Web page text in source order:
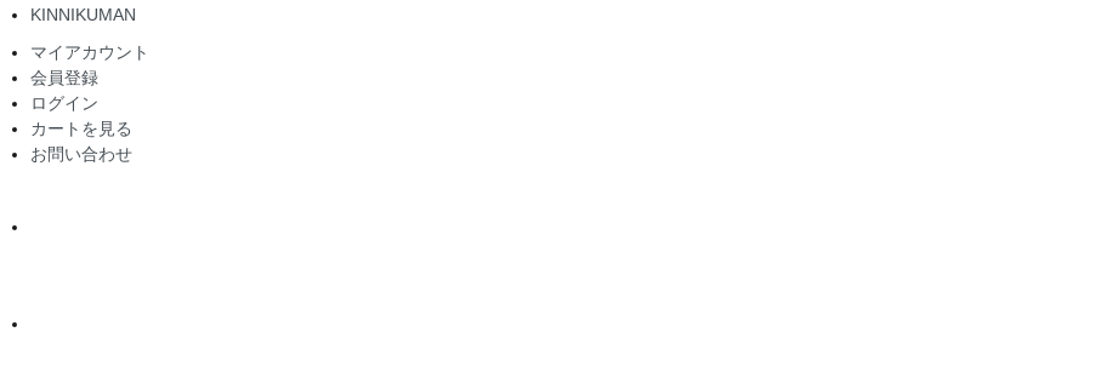
KINNIKUMAN
マイアカウント
会員登録
ログイン
カートを見る
お問い合わせ